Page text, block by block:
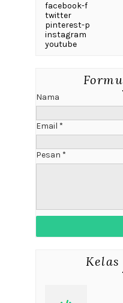
facebook-f
twitter
pinterest-p
instagram
youtube
Nama
Email *
Pesan *